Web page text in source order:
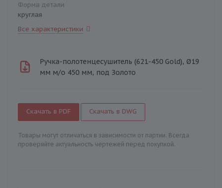
Форма детали
круглая
Все характеристики
Ручка-полотенцесушитель (621-450 Gold), Ø19
мм м/о 450 мм, под Золото
Скачать в PDF Скачать в DWG
Товары могут отличаться в зависимости от партии. Всегда
проверяйте актуальность чертежей перед покупкой.